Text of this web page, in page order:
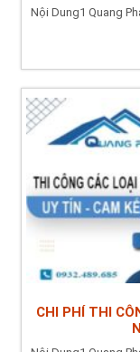
Nội Dung1 Quang
CHI PHÍ THI